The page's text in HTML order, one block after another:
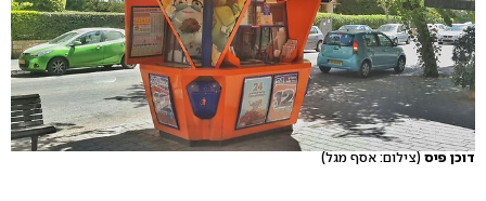
דוכן פיס(צילום: אסף מגל)